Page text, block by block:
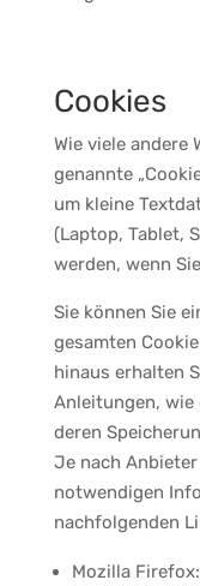
Cookies
Wie viele andere
genannte
um kleine
(Laptop, Tablet,
werden, wenn
Sie können Sie
gesamten
hinaus erhalten
Anleitungen, wie
deren
Je nach
notwendigen
nachfolgenden
Mozilla Firefox: